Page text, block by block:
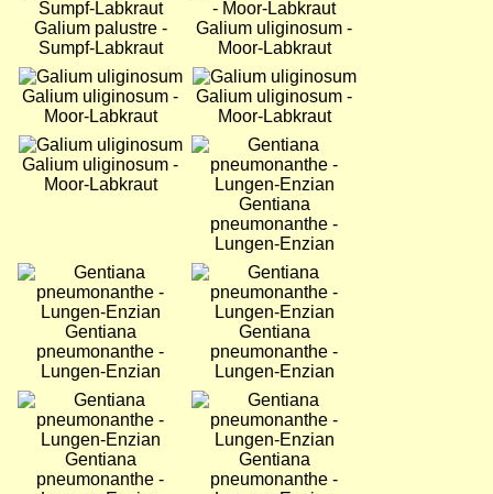
Galium palustre -
Sumpf-Labkraut
Galium uliginosum -
Moor-Labkraut
Bild
Galium uliginosum -
Moor-Labkraut
Bild
Galium uliginosum -
Moor-Labkraut
Bild
Galium uliginosum -
Moor-Labkraut
Bild
Gentiana
pneumonanthe -
Lungen-Enzian
Bild
Gentiana
pneumonanthe -
Lungen-Enzian
Bild
Gentiana
pneumonanthe -
Lungen-Enzian
Bild
Gentiana
pneumonanthe -
Bild
Gentiana
pneumonanthe -